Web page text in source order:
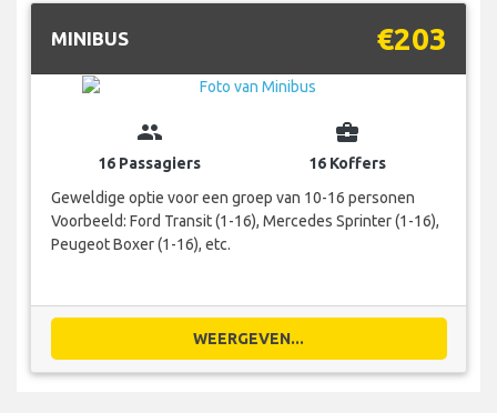
MINIBUS €203
group
16 Passagiers
business_center
16 Koffers
Geweldige optie voor een groep van 10-16 personen
Voorbeeld: Ford Transit (1-16), Mercedes Sprinter (1-16),
Peugeot Boxer (1-16), etc.
WEERGEVEN...